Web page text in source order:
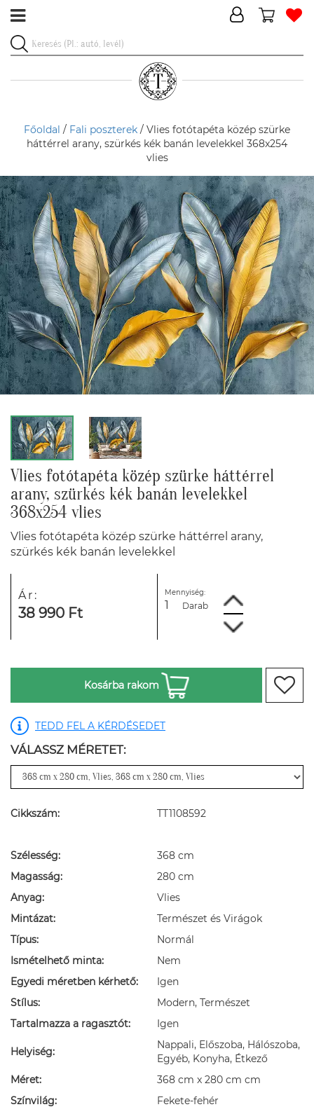
Főoldal / Fali poszterek / Vlies fotótapéta közép szürke
háttérrel arany, szürkés kék banán levelekkel 368x254
vlies
Vlies fotótapéta közép szürke háttérrel
arany, szürkés kék banán levelekkel
368x254 vlies
Vlies fotótapéta közép szürke háttérrel arany,
szürkés kék banán levelekkel
Ár:
38 990 Ft
Mennyiség:
Darab
Kosárba rakom
TEDD FEL A KÉRDÉSEDET
VÁLASSZ MÉRETET:
Cikkszám: TT1108592
Szélesség:
368 cm
Magasság:
280 cm
Anyag:
Vlies
Mintázat:
Természet és Virágok
Típus:
Normál
Ismételhető minta:
Nem
Egyedi méretben kérhető:
Igen
Stílus:
Modern, Természet
Tartalmazza a ragasztót:
Igen
Helyiség:
Nappali, Előszoba, Hálószoba,
Egyéb, Konyha, Étkező
Méret:
368 cm x 280 cm cm
Színvilág:
Fekete-fehér